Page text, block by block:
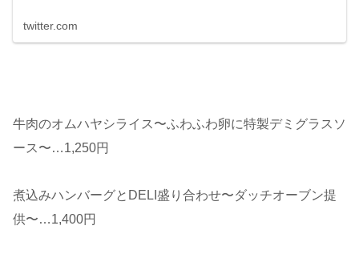
twitter.com
牛肉のオムハヤシライス〜ふわふわ卵に特製デミグラスソ
ース〜…1,250円
煮込みハンバーグとDELI盛り合わせ〜ダッチオーブン提
供〜…1,400円